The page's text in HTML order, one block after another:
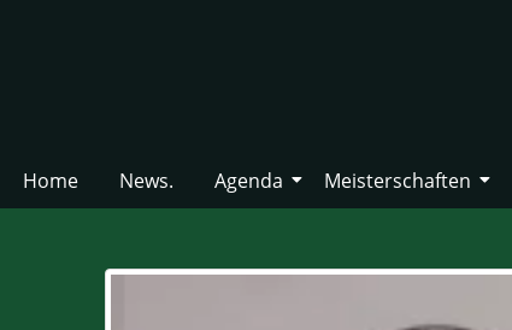
Home News. Agenda Meisterschaften